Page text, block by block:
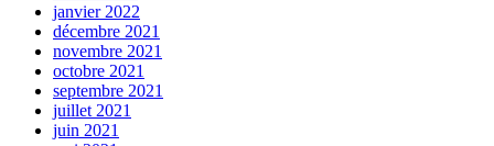
janvier 2022
décembre 2021
novembre 2021
octobre 2021
septembre 2021
juillet 2021
juin 2021